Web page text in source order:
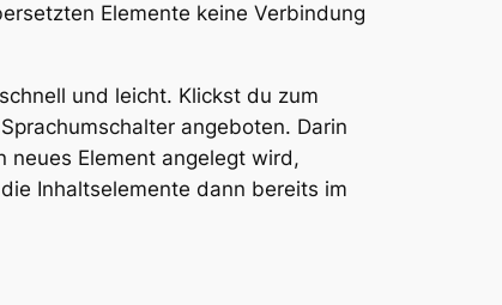
Elemente keine Verbindung
und leicht. Klickst du zum
angeboten. Darin
neues Element angelegt wird,
Inhaltselemente dann bereits im